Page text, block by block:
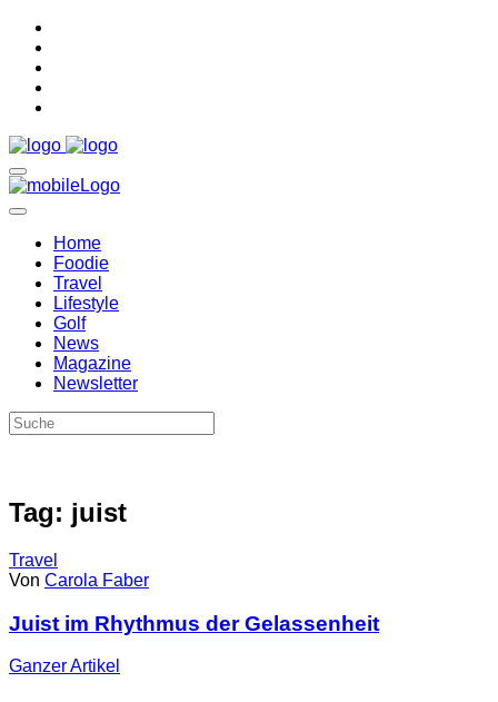
Home
Foodie
Travel
Lifestyle
Golf
News
Magazine
Newsletter
Tag: juist
Travel
Von Carola Faber
Juist im Rhythmus der Gelassenheit
GanzerArtikel